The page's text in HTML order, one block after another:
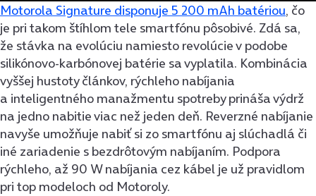
Motorola Signature disponuje 5 200 mAh batériou, čo
je pri takom štíhlom tele smartfónu pôsobivé. Zdá sa,
že stávka na evolúciu namiesto revolúcie v podobe
silikónovo-karbónovej batérie sa vyplatila. Kombinácia
vyššej hustoty článkov, rýchleho nabíjania
a inteligentného manažmentu spotreby prináša výdrž
na jedno nabitie viac než jeden deň. Reverzné nabíjanie
navyše umožňuje nabiť si zo smartfónu aj slúchadlá či
iné zariadenie s bezdrôtovým nabíjaním. Podpora
rýchleho, až 90 W nabíjania cez kábel je už pravidlom
pri top modeloch od Motoroly.